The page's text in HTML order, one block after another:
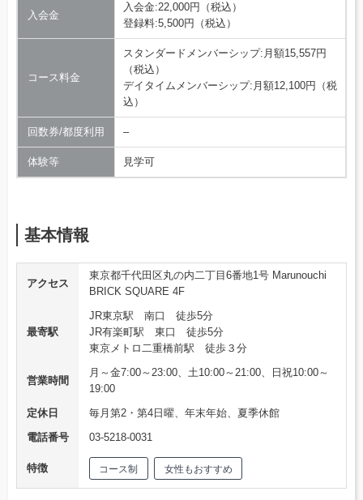
入会金
入会金:22,000円（税込）
登録料:5,500円（税込）
コース料金
スタンダードメンバーシップ:月額15,557円
（税込）
デイタイムメンバーシップ:月額12,100円（税
込）
回数券/都度利用 –
体験等 見学可
基本情報
アクセス
東京都千代田区丸の内二丁目6番地1号 Marunouchi
BRICK SQUARE 4F
最寄駅
JR東京駅 南口 徒歩5分
JR有楽町駅 東口 徒歩5分
東京メトロ二重橋前駅 徒歩３分
営業時間
月～金7:00～23:00、土10:00～21:00、日祝10:00～
19:00
定休日
毎月第2・第4日曜、年末年始、夏季休館
電話番号
03-5218-0031
特徴 コース制 女性もおすすめ